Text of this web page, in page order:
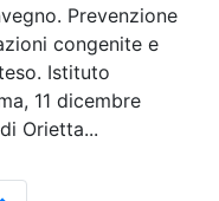
Prevenzione
congenite e
Istituto
11 dicembre
Orietta...